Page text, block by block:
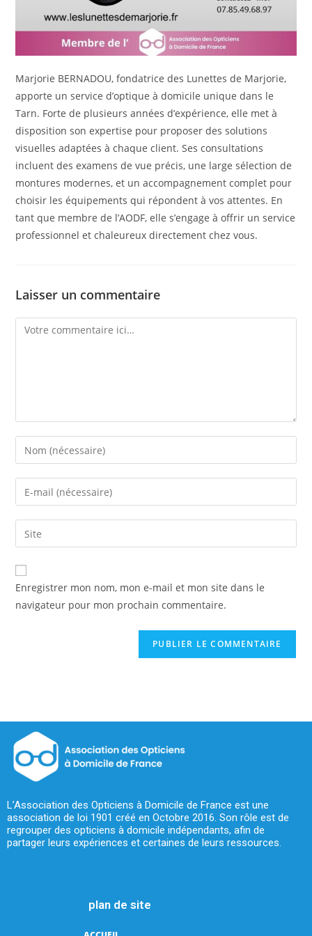
Marjorie BERNADOU, fondatrice des Lunettes de Marjorie,
apporte un service d’optique à domicile unique dans le
Tarn. Forte de plusieurs années d’expérience, elle met à
disposition son expertise pour proposer des solutions
visuelles adaptées à chaque client. Ses consultations
incluent des examens de vue précis, une large sélection de
montures modernes, et un accompagnement complet pour
choisir les équipements qui répondent à vos attentes. En
tant que membre de l’AODF, elle s’engage à offrir un service
professionnel et chaleureux directement chez vous.
Laisser un commentaire
Enregistrer mon nom, mon e-mail et mon site dans le
navigateur pour mon prochain commentaire.
L’Association des Opticiens à Domicile de France est une
association de loi 1901 créé en Octobre 2016. Son rôle est de
regrouper des opticiens à domicile indépendants, afin de
partager leurs expériences et certaines de leurs ressources.
plan de site